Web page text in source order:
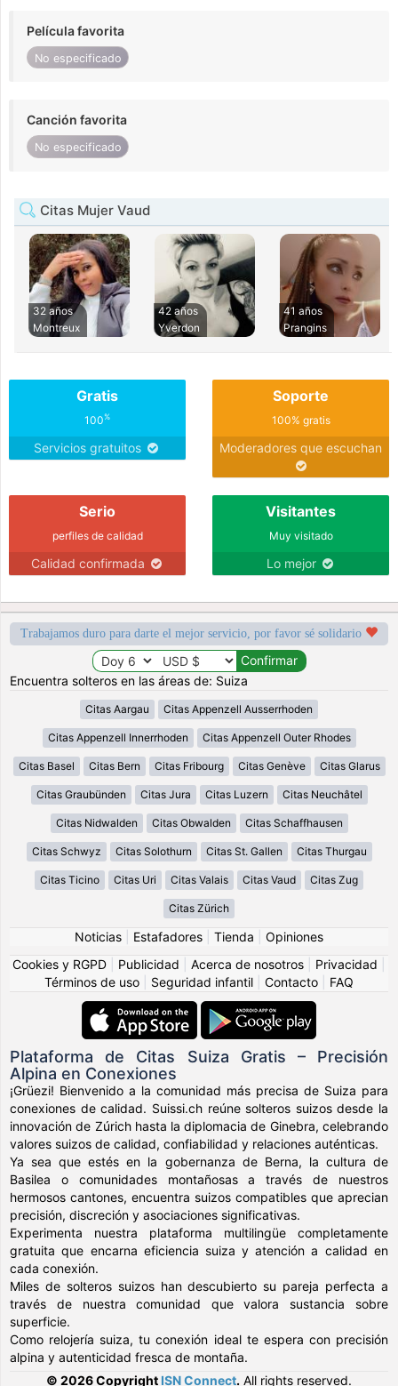
Película favorita
No especificado
Canción favorita
No especificado
Citas Mujer Vaud
32 años
Montreux
42 años
Yverdon
41 años
Prangins
Gratis
100%
Servicios gratuitos
Soporte
100% gratis
Moderadores que escuchan
Serio
perfiles de calidad
Calidad confirmada
Visitantes
Muy visitado
Lo mejor
Trabajamos duro para darte el mejor servicio, por favor sé solidario
Encuentra solteros en las áreas de: Suiza
Citas Aargau Citas Appenzell Ausserrhoden
Citas Appenzell Innerrhoden Citas Appenzell Outer Rhodes
Citas Basel Citas Bern Citas Fribourg Citas Genève Citas Glarus
Citas Graubünden Citas Jura Citas Luzern Citas Neuchâtel
Citas Nidwalden Citas Obwalden Citas Schaffhausen
Citas Schwyz Citas Solothurn Citas St. Gallen Citas Thurgau
Citas Ticino Citas Uri Citas Valais Citas Vaud Citas Zug
Citas Zürich
Noticias Estafadores Tienda
Opiniones
Cookies y RGPD
Publicidad Acerca de nosotros Privacidad
Términos de uso
Seguridad infantil Contacto FAQ
Plataforma de Citas Suiza Gratis – Precisión
Alpina en Conexiones
¡Grüezi! Bienvenido a la comunidad más precisa de Suiza para
conexiones de calidad. Suissi.ch reúne solteros suizos desde la
innovación de Zúrich hasta la diplomacia de Ginebra, celebrando
valores suizos de calidad, confiabilidad y relaciones auténticas.
Ya sea que estés en la gobernanza de Berna, la cultura de
Basilea o comunidades montañosas a través de nuestros
hermosos cantones, encuentra suizos compatibles que aprecian
precisión, discreción y asociaciones significativas.
Experimenta nuestra plataforma multilingüe completamente
gratuita que encarna eficiencia suiza y atención a calidad en
cada conexión.
Miles de solteros suizos han descubierto su pareja perfecta a
través de nuestra comunidad que valora sustancia sobre
superficie.
Como relojería suiza, tu conexión ideal te espera con precisión
alpina y autenticidad fresca de montaña.
© 2026 Copyright ISN Connect. All rights reserved.